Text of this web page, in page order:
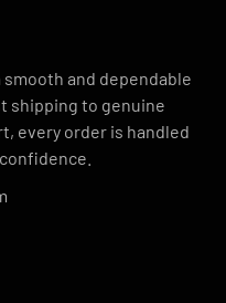
and dependable
shipping to genuine
every order is handled